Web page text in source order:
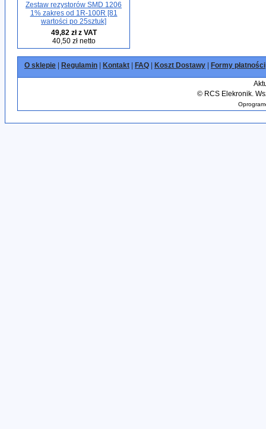
Zestaw rezystorów SMD 1206
1% zakres od 1R-100R [81
wartości po 25sztuk]
49,82 zł z VAT
40,50 zł netto
O sklepie Regulamin Kontakt FAQ Koszt Dostawy Formy płatności
©RCS Elekronik.